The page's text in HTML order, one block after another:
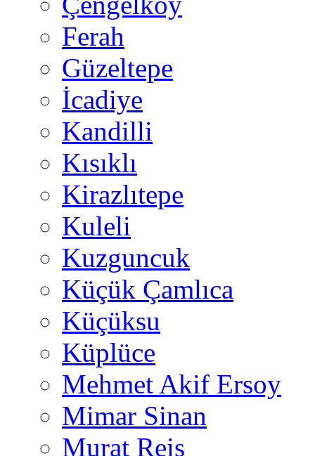
Ferah
Güzeltepe
İcadiye
Kandilli
Kısıklı
Kirazlıtepe
Kuleli
Kuzguncuk
Küçük Çamlıca
Küçüksu
Küplüce
Mehmet Akif Ersoy
Mimar Sinan
Murat Reis